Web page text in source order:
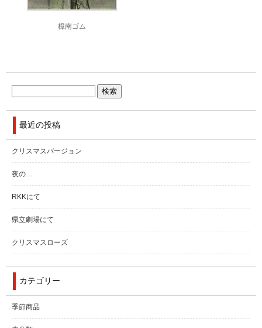
樟南ゴム
最近の投稿
クリスマスバージョン
夜の…
RKKにて
県立劇場にて
クリスマスローズ
カテゴリー
季節商品